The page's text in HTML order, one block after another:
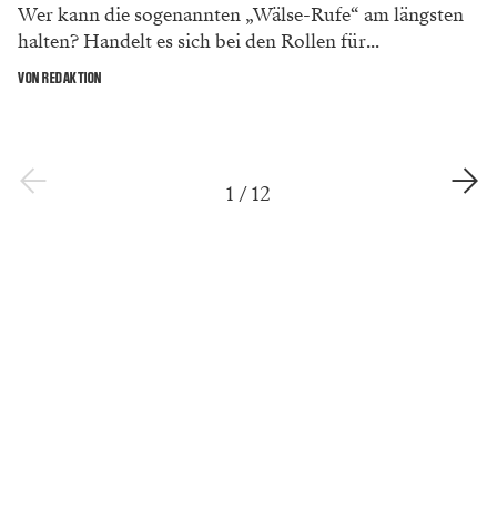
Wer kann die sogenannten „Wälse-Rufe“ am längsten
halten? Handelt es sich bei den Rollen für...
VON REDAKTION
1 /12